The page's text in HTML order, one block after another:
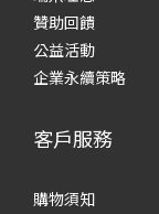
贊助回饋
公益活動
企業永續策略
客戶服務
購物須知